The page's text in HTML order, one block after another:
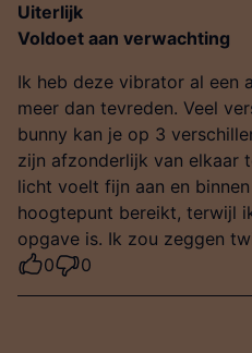
Uiterlijk
Voldoet aan verwachting
Ik heb deze vibrator al een
meer dan tevreden. Veel
bunny kan je op 3
zijn afzonderlijk van elkaar
licht voelt fijn aan en
hoogtepunt bereikt, terwijl
opgave is. Ik zou zeggen
0
0